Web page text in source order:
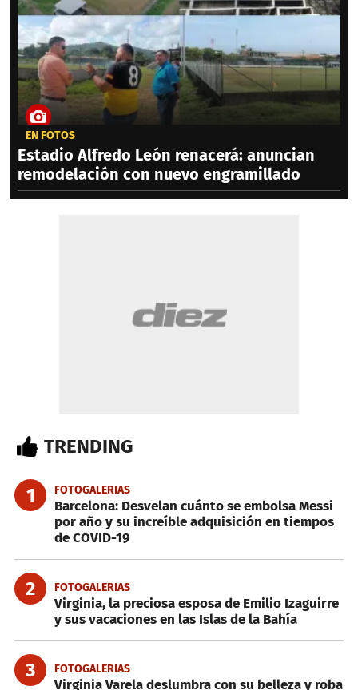
EN FOTOS
Estadio Alfredo León renacerá: anuncian
remodelación con nuevo engramillado
TRENDING
1 FOTOGALERIAS
Barcelona: Desvelan cuánto se embolsa Messi
por año y su increíble adquisición en tiempos
de COVID-19
2 FOTOGALERIAS
Virginia, la preciosa esposa de Emilio Izaguirre
y sus vacaciones en las Islas de la Bahía
3 FOTOGALERIAS
Virginia Varela deslumbra con su belleza y roba